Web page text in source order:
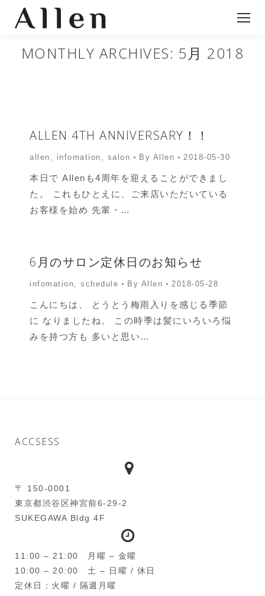
MONTHLY ARCHIVES: 5月 2018
ALLEN 4TH ANNIVERSARY！！
allen , infomation , salon By Allen 2018-05-30
本日で Allenも4周年を迎えることができまし
た。 これもひとえに、ご来店いただいている
お客様を始め 先輩・…
6月のサロン定休日のお知らせ
infomation, schedule By Allen 2018-05-28
こんにちは、 とうとう梅雨入りを感じる季節
に なりましたね。 この時季は髪にいろいろ悩
みを持つ方も 多いと思い…
ACCSESS
〒 150-0001
東京都渋谷区神宮前6-29-2
SUKEGAWA Bldg 4F
11:00 – 21:00 月曜 – 金曜
10:00 – 20:00 土 – 日曜 / 休日
定休日：火曜 / 隔週月曜